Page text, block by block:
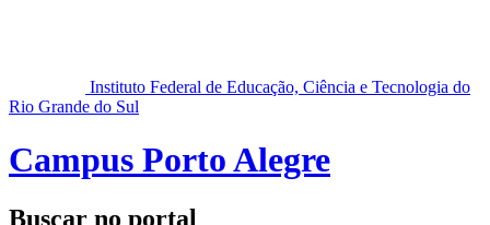
Instituto Federal de Educação, Ciência e Tecnologia do
Rio Grande do Sul
Campus Porto Alegre
Buscar no portal